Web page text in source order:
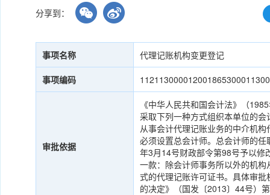
分享到：
事项名称 代理记账机构变更登记
事项编码
审批依据
《中华人民共和国会计法》（
采取下列一种方式组织本单位的
从事会计代理记账业务的中介机
必须设置总会计师。总会计师的
年3月14号财政部令第98号予以修
一款：除会计师事务所以外的机
式的代理记账许可证书。具体审
的决定》（国发〔2013〕44号）